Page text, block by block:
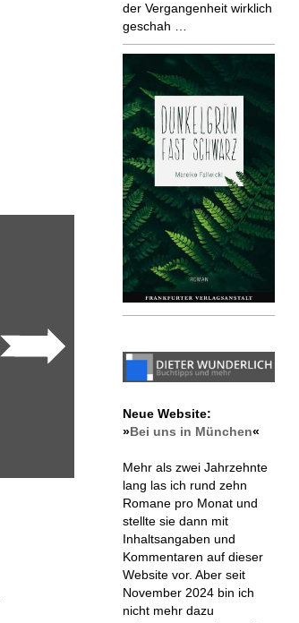
der Vergangenheit wirklich
geschah …
Neue Website:
»Bei uns in München«
Mehr als zwei Jahrzehnte
lang las ich rund zehn
Romane pro Monat und
stellte sie dann mit
Inhaltsangaben und
Kommentaren auf dieser
Website vor. Aber seit
November 2024 bin ich
nicht mehr dazu